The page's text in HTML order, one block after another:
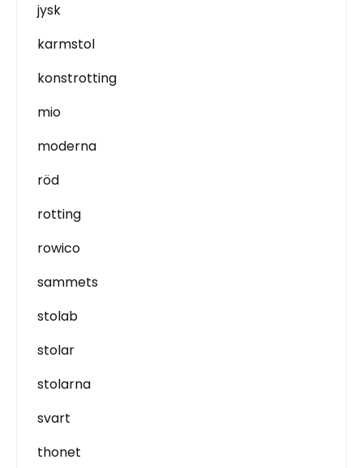
jysk
karmstol
konstrotting
mio
moderna
röd
rotting
rowico
sammets
stolab
stolar
stolarna
svart
thonet